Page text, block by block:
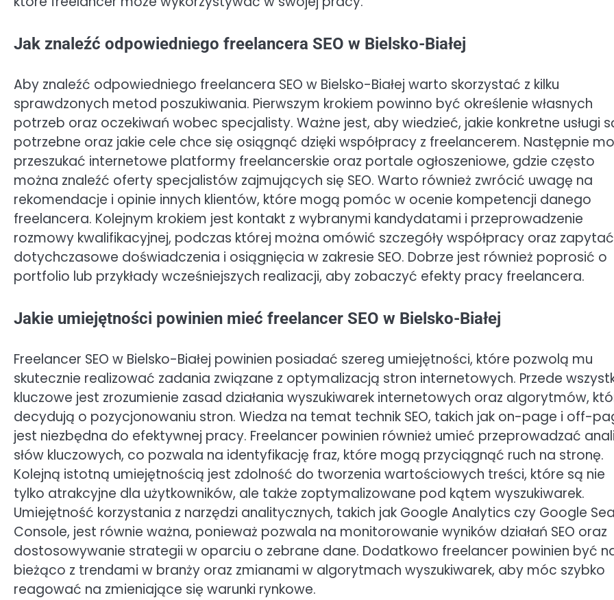
Jak znaleźć odpowiedniego freelancera SEO w Bielsko-Białej
Aby znaleźć odpowiedniego freelancera SEO w Bielsko-Białej warto skorzystać z kilku
sprawdzonych metod poszukiwania. Pierwszym krokiem powinno być określenie własnych
potrzeb oraz oczekiwań wobec specjalisty. Ważne jest, aby wiedzieć, jakie konkretne usługi
potrzebne oraz jakie cele chce się osiągnąć dzięki współpracy z freelancerem. Następnie
przeszukać internetowe platformy freelancerskie oraz portale ogłoszeniowe, gdzie często
można znaleźć oferty specjalistów zajmujących się SEO. Warto również zwrócić uwagę na
rekomendacje i opinie innych klientów, które mogą pomóc w ocenie kompetencji danego
freelancera. Kolejnym krokiem jest kontakt z wybranymi kandydatami i przeprowadzenie
rozmowy kwalifikacyjnej, podczas której można omówić szczegóły współpracy oraz
dotychczasowe doświadczenia i osiągnięcia w zakresie SEO. Dobrze jest również poprosić o
portfolio lub przykłady wcześniejszych realizacji, aby zobaczyć efekty pracy freelancera.
Jakie umiejętności powinien mieć freelancer SEO w Bielsko-Białej
Freelancer SEO w Bielsko-Białej powinien posiadać szereg umiejętności, które pozwolą mu
skutecznie realizować zadania związane z optymalizacją stron internetowych. Przede
kluczowe jest zrozumienie zasad działania wyszukiwarek internetowych oraz algorytmów,
decydują o pozycjonowaniu stron. Wiedza na temat technik SEO, takich jak on-page i off-
jest niezbędna do efektywnej pracy. Freelancer powinien również umieć przeprowadzać
słów kluczowych, co pozwala na identyfikację fraz, które mogą przyciągnąć ruch na stronę.
Kolejną istotną umiejętnością jest zdolność do tworzenia wartościowych treści, które są nie
tylko atrakcyjne dla użytkowników, ale także zoptymalizowane pod kątem wyszukiwarek.
Umiejętność korzystania z narzędzi analitycznych, takich jak Google Analytics czy Google
Console, jest równie ważna, ponieważ pozwala na monitorowanie wyników działań SEO oraz
dostosowywanie strategii w oparciu o zebrane dane. Dodatkowo freelancer powinien być
bieżąco z trendami w branży oraz zmianami w algorytmach wyszukiwarek, aby móc szybko
reagować na zmieniające się warunki rynkowe.